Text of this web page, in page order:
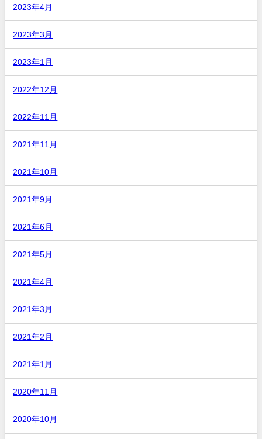
2023年4月
2023年3月
2023年1月
2022年12月
2022年11月
2021年11月
2021年10月
2021年9月
2021年6月
2021年5月
2021年4月
2021年3月
2021年2月
2021年1月
2020年11月
2020年10月